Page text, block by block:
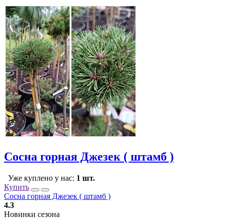
Сосна горная Джезек ( штамб )
Уже куплено у нас: 1 шт.
Купить
Сосна горная Джезек ( штамб )
4.3
Новинки сезона